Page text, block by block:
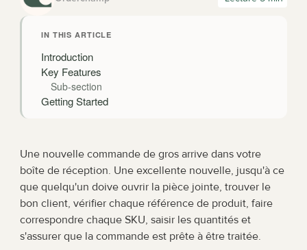
IN THIS ARTICLE
Introduction
Key Features
Sub-section
Getting Started
Une nouvelle commande de gros arrive dans votre
boîte de réception. Une excellente nouvelle, jusqu'à ce
que quelqu'un doive ouvrir la pièce jointe, trouver le
bon client, vérifier chaque référence de produit, faire
correspondre chaque SKU, saisir les quantités et
s'assurer que la commande est prête à être traitée.